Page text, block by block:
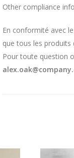
Other compliance
En conformité avec
que tous les produits
Pour toute question